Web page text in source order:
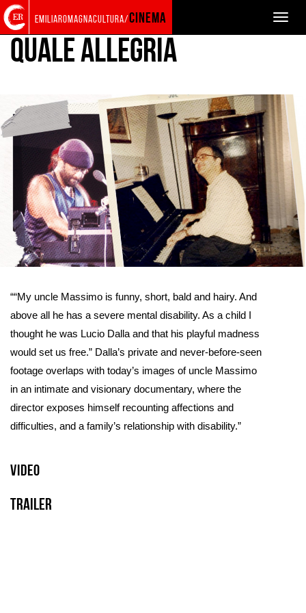
Back
to
home
Search
in
the
website
Skip
to
contents
Skip
to
main
Toggle
emiliaromagnacultura/cinema
Quale allegria
image
““My uncle Massimo is funny, short, bald and hairy. And
above all he has a severe mental disability. As a child I
thought he was Lucio Dalla and that his playful madness
would set us free.” Dalla’s private and never-before-seen
footage overlaps with today’s images of uncle Massimo
in an intimate and visionary documentary, where the
director exposes himself recounting affections and
difficulties, and a family’s relationship with disability.”
Video
Trailer